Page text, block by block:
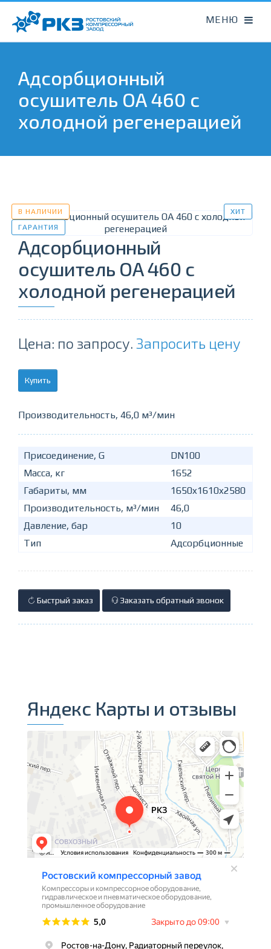
Адсорбционный
осушитель OA 460 с
холодной регенерацией
В НАЛИЧИИ
ГАРАНТИЯ
ХИТ
Адсорбционный
осушитель OA 460 с
холодной регенерацией
Цена: по запросу. Запросить цену
Купить
Производительность, 46,0 м³/мин
Присоединение, G
DN100
Масса, кг
1652
Габариты, мм
1650x1610x2580
Производительность, м³/мин
46,0
Давление, бар
10
Тип
Адсорбционные
Быстрый заказ Заказать обратный звонок
Яндекс Карты и отзывы